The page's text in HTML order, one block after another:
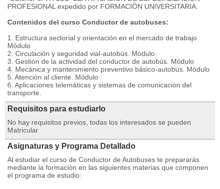
PROFESIONAL expedido por FORMACIÓN UNIVERSITARIA.
Contenidos del curso Conductor de autobuses:
1. Estructura sectorial y orientación en el mercado de trabajo
Módulo
2. Circulación y seguridad vial-autobús. Módulo
3. Gestión de la actividad del conductor de autobús. Módulo
4. Mecánica y mantenimiento preventivo básico-autobús. Módulo
5. Atención al cliente. Módulo
6. Aplicaciones telemáticas y sistemas de comunicación del
transporte.
Requisitos para estudiarlo
No hay requisitos previos, todas los interesados se pueden
Matricular
Asignaturas y Programa Detallado
Al estudiar el curso de Conductor de Autobuses te prepararás
mediante la formación en las siguientes materias que componen
el programa de estudio: